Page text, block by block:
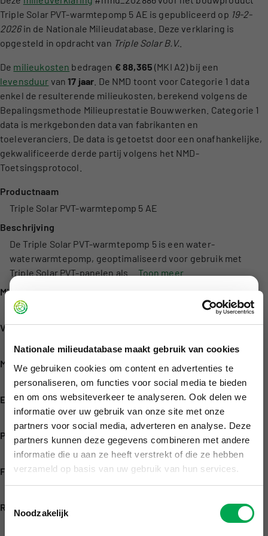
Nationale milieudatabase maakt gebruik van cookies
We gebruiken cookies om content en advertenties te
personaliseren, om functies voor social media te bieden
en om ons websiteverkeer te analyseren. Ook delen we
informatie over uw gebruik van onze site met onze
partners voor social media, adverteren en analyse. Deze
partners kunnen deze gegevens combineren met andere
informatie die u aan ze heeft verstrekt of die ze hebben
verzameld op basis van uw gebruik van hun services.
Noodzakelijk
Triple Solar PVT-warmtepomp 5 AE is gepubliceerd op 19-2-
2026in de Nationale Milieudatabase. Deze verklaring is
opgesteld in opdracht van Triple Solar B.V.
De milieukosten bedragen € 88,365 (MKI A2) bij een
levensduur van17 jaar . De NMD toont voor Categorie 1 data
enkel de resulterende milieukosten, berekend volgens de
Bepalingsmethode Milieuprestatie Bouwwerken. Categorie 1
data is merkgebonden data van fabrikanten en
toeleveranciers. De data is getoetst door een onafhankelijke,
gekwalificeerde derde partij volgens het NMD-
Toetsingsprotocol.
Productnaam
Triple Solar PVT-warmtepomp 5 AE
Beschrijving
De Triple Solar PVT-warmtepomp 5 is een water-
waterwarmtepomp, geoptimaliseerd voor gebruik met
Triple Solar PVT-panelen als … Toon meer…
Milieuverklaringnummer
#nmd_202886
Verklaringcategorie
Categorie 1
Merk
Triple Solar
Eigenaar
Triple Solar B.V.
Publicatiedatum verklaring
19 februari 2026
Functionele eenheid
1 stuk
Representatieve levensduur
Nationale Milieudatabase. Deze milieuverklaringen
worden onder andere gebruikt in rekeninstrumenten
voor het berekenen van de MPG (Milieu Prestatie
Gebouwen) en MKI (Milieu Kosten Indicator).
De viewer is niet bedoeld voor het maken van
MPG/MKI berekeningen of het vergelijken van
producten. Vergelijking van verschillende
materiaalkeuzes is pas zinvol op bouwwerkniveau,
omdat dan pas met de juiste verhoudingen en
hoeveelheden wordt gerekend. Hiervoor verwijzen